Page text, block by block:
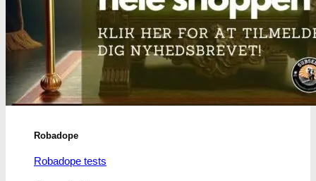
Opiater renhedstest
THC/Cannabinoider
THC test
Cannabinoider test
Robadope
Robadope tests